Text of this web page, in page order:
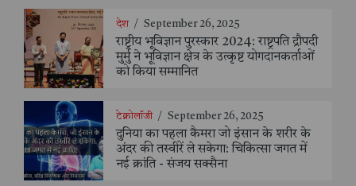
देश / September 26, 2025
राष्ट्रीय भूविज्ञान पुरस्कार 2024: राष्ट्रपति द्रौपदी
मुर्मु ने भूविज्ञान क्षेत्र के उत्कृष्ट योगदानकर्ताओं
को किया सम्मानित
टेक्नोलॉजी / September 26, 2025
दुनिया का पहला कैमरा जो इंसान के शरीर के
अंदर की तस्वीरें ले सकेगा: चिकित्सा जगत में
नई क्रांति - संजय सक्सैना